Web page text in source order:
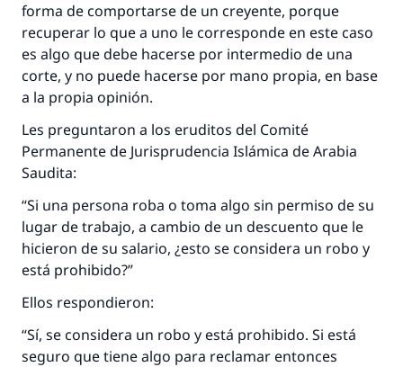
forma de comportarse de un creyente, porque
recuperar lo que a uno le corresponde en este caso
es algo que debe hacerse por intermedio de una
corte, y no puede hacerse por mano propia, en base
a la propia opinión.
Les preguntaron a los eruditos del Comité
Permanente de Jurisprudencia Islámica de Arabia
Saudita:
“Si una persona roba o toma algo sin permiso de su
lugar de trabajo, a cambio de un descuento que le
hicieron de su salario, ¿esto se considera un robo y
está prohibido?”
Ellos respondieron:
“Sí, se considera un robo y está prohibido. Si está
seguro que tiene algo para reclamar entonces